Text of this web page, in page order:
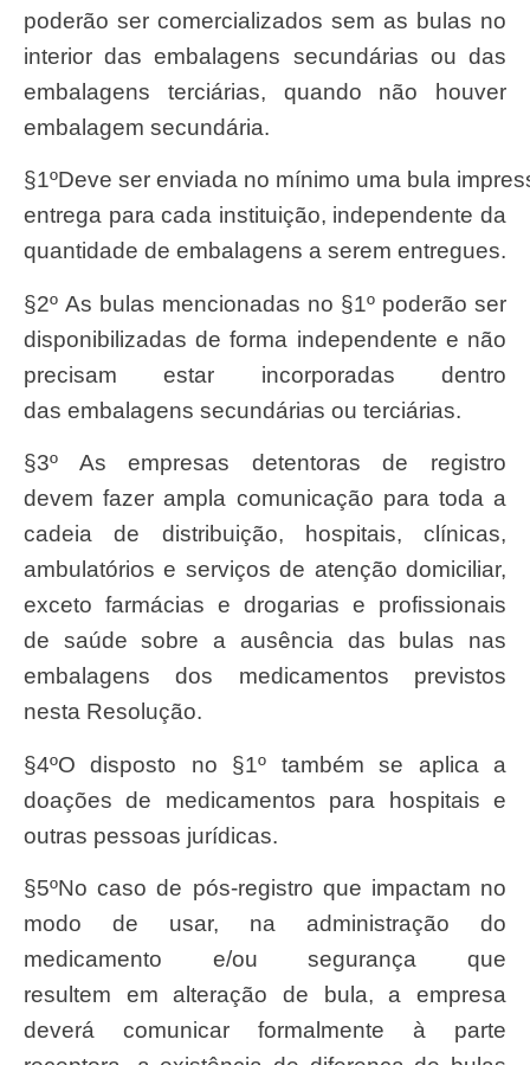
poderão ser comercializados sem as bulas no
interior das embalagens secundárias ou das
embalagens terciárias, quando não houver
embalagem secundária.
§1ºDeve ser enviada no mínimo uma bula impressa por
entrega para cada instituição, independente da
quantidade de embalagens a serem entregues.
§2º As bulas mencionadas no §1º poderão ser
disponibilizadas de forma independente e não
precisam estar incorporadas dentro
das embalagens secundárias ou terciárias.
§3º As empresas detentoras de registro
devem fazer ampla comunicação para toda a
cadeia de distribuição, hospitais, clínicas,
ambulatórios e serviços de atenção domiciliar,
exceto farmácias e drogarias e profissionais
de saúde sobre a ausência das bulas nas
embalagens dos medicamentos previstos
nesta Resolução.
§4ºO disposto no §1º também se aplica a
doações de medicamentos para hospitais e
outras pessoas jurídicas.
§5ºNo caso de pós-registro que impactam no
modo de usar, na administração do
medicamento e/ou segurança que
resultem em alteração de bula, a empresa
deverá comunicar formalmente à parte